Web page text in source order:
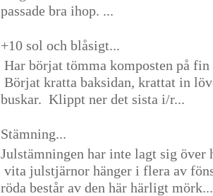
passade bra ihop. ...
+10 sol och blåsigt...
Har börjat tömma komposten på
Börjat kratta baksidan, krattat in
buskar. Klippt ner det sista i/r...
Stämning...
Julstämningen har inte lagt sig över
vita julstjärnor hänger i flera av
röda består av den här härligt mörk...